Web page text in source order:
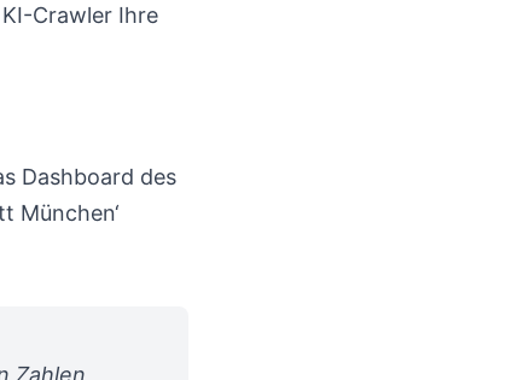
Crawler Ihre
Dashboard des
München‘
Zahlen